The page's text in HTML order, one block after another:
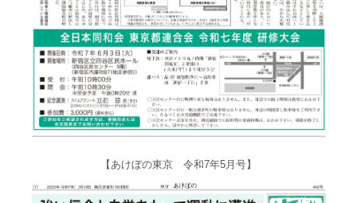
【あけぼの東京 令和7年5月号】